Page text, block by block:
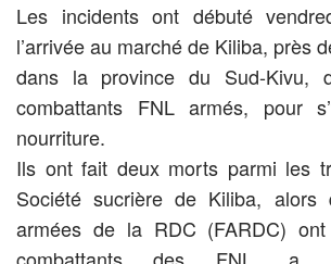
Les incidents ont débuté
l’arrivée au marché de Kiliba, près
dans la province du Sud-Kivu,
combattants FNL armés, pour
nourriture.
Ils ont fait deux morts parmi les
Société sucrière de Kiliba, alors
armées de la RDC (FARDC)